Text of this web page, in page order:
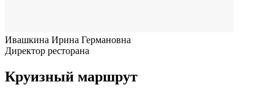
Ивашкина Ирина Германовна
Директор ресторана
Круизный маршрут